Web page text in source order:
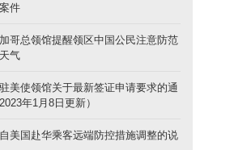
件
哥总领馆提醒领区中国公民注意防范
气
美使领馆关于最新签证申请要求的通
年1月8日更新）
美国赴华乘客远端防控措施调整的说